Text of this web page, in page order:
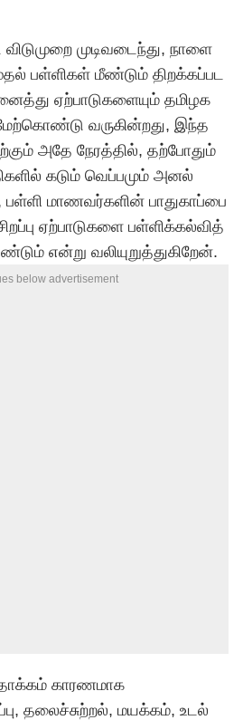
முடிவடைந்து, நாளை
பள்ளிகள் மீண்டும் திறக்கப்பட
ஏற்பாடுகளையும் தமிழக
வருகின்றது, இந்த
அதே நேரத்தில், தற்போதும்
கடும் வெப்பமும் அனல்
மாணவர்களின் பாதுகாப்பை
ஏற்பாடுகளை பள்ளிக்கல்வித்
என்று வலியுறுத்துகிறேன்.
below advertisement
காரணமாக
தலைச்சுற்றல், மயக்கம், உடல்